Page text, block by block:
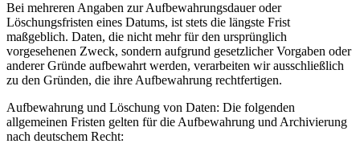
Bei mehreren Angaben zur Aufbewahrungsdauer oder
Löschungsfristen eines Datums, ist stets die längste Frist
maßgeblich. Daten, die nicht mehr für den ursprünglich
vorgesehenen Zweck, sondern aufgrund gesetzlicher Vorgaben oder
anderer Gründe aufbewahrt werden, verarbeiten wir ausschließlich
zu den Gründen, die ihre Aufbewahrung rechtfertigen.
Aufbewahrung und Löschung von Daten: Die folgenden
allgemeinen Fristen gelten für die Aufbewahrung und Archivierung
nach deutschem Recht: